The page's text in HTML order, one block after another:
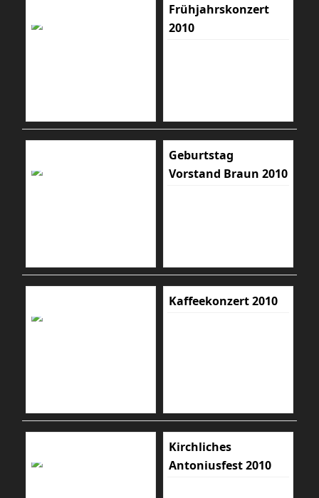
Frühjahrskonzert
2010
Geburtstag
Vorstand Braun 2010
Kaffeekonzert 2010
Kirchliches
Antoniusfest 2010